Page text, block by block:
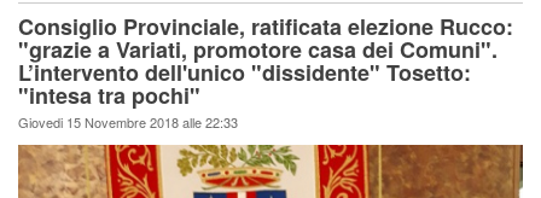
Consiglio Provinciale, ratificata elezione Rucco:
"grazie a Variati, promotore casa dei Comuni".
L’intervento dell'unico "dissidente" Tosetto:
"intesa tra pochi"
Giovedi 15 Novembre 2018 alle 22:33